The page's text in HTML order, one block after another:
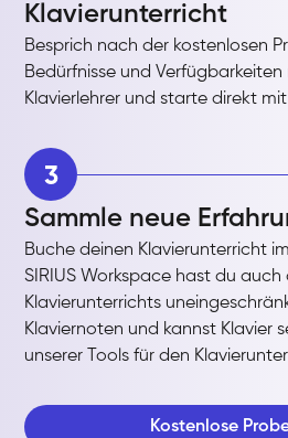
Klavierunterricht
Besprich nach der kostenlosen
Bedürfnisse und
Klavierlehrer und starte direkt
3
Sammle neue
Buche deinen Klavierunterricht
SIRIUS Workspace hast du
Klavierunterrichts
Klaviernoten und kannst Klavier
unserer Tools für den
Kostenlose